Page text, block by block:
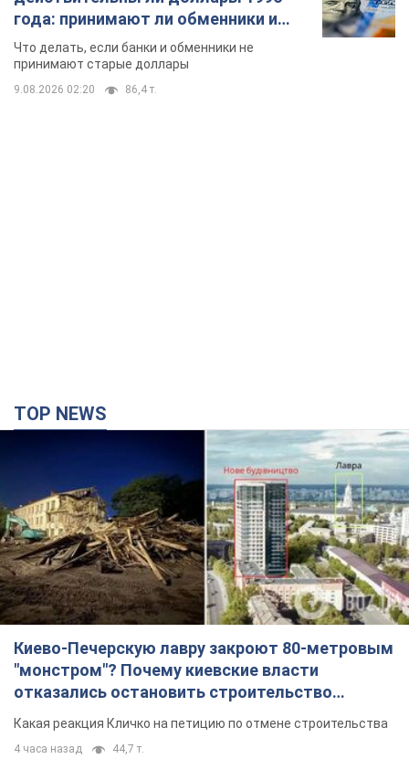
года: принимают ли обменники и
банки такие купюры
Что делать, если банки и обменники не
принимают старые доллары
9.08.2026 02:20 86,4 т.
TOP NEWS
Киево-Печерскую лавру закроют 80-метровым
"монстром"? Почему киевские власти
отказались остановить строительство
небоскреба "московского верующего"
Какая реакция Кличко на петицию по отмене строительства
4 часа назад 44,7 т.